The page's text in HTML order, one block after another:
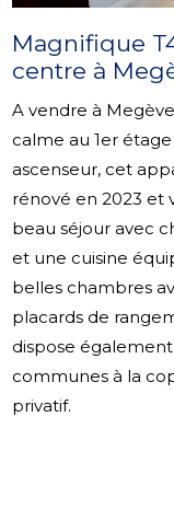
Magnifique
centre à
A vendre à
calme au 1er
ascenseur, cet
rénové en 2023 et
beau séjour avec
et une cuisine
belles chambres
placards de
dispose
communes à la
privatif.